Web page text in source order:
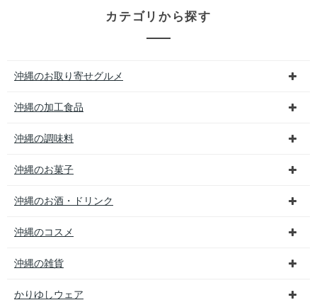
カテゴリから探す
沖縄のお取り寄せグルメ
沖縄の加工食品
沖縄の調味料
沖縄のお菓子
沖縄のお酒・ドリンク
沖縄のコスメ
沖縄の雑貨
かりゆしウェア